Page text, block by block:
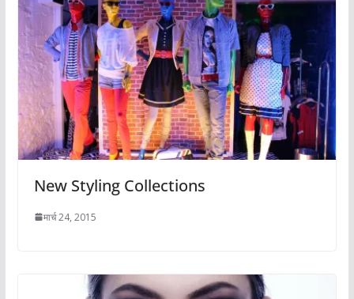
New Styling Collections
मार्च 24, 2015